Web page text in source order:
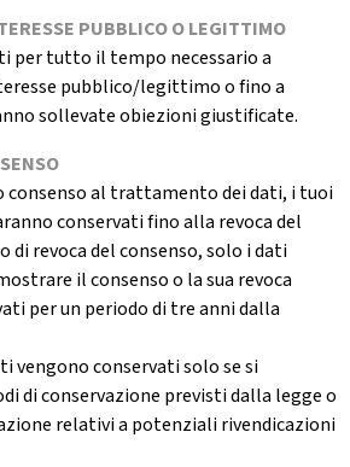
PUBBLICO O LEGITTIMO
per tutto il tempo necessario a
pubblico/legittimo o fino a
sollevate obiezioni giustificate.
consenso al trattamento dei dati, i tuoi
conservati fino alla revoca del
di revoca del consenso, solo i dati
il consenso o la sua revoca
per un periodo di tre anni dalla
vengono conservati solo se si
di conservazione previsti dalla legge o
relativi a potenziali rivendicazioni